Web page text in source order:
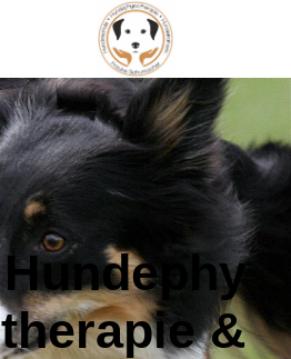
Hundephy
&